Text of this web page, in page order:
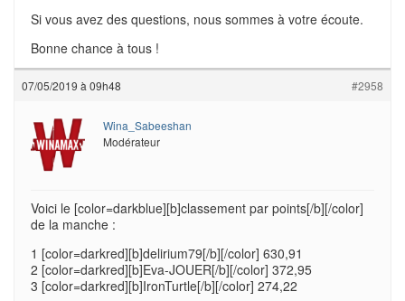
Si vous avez des questions, nous sommes à votre écoute.
Bonne chance à tous !
07/05/2019 à 09h48 #2958
Wina_Sabeeshan
Modérateur
Voici le [color=darkblue][b]classement par points[/b][/color]
de la manche :
1 [color=darkred][b]delirium79[/b][/color] 630,91
2 [color=darkred][b]Eva-JOUER[/b][/color] 372,95
3 [color=darkred][b]IronTurtle[/b][/color] 274,22